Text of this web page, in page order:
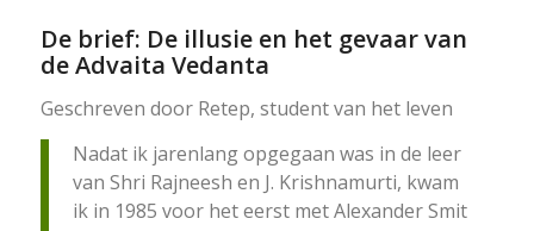
De brief: De illusie en het gevaar van
de Advaita Vedanta
Geschreven door Retep, student van het leven
Nadat ik jarenlang opgegaan was in de leer
van Shri Rajneesh en J. Krishnamurti, kwam
ik in 1985 voor het eerst met Alexander Smit